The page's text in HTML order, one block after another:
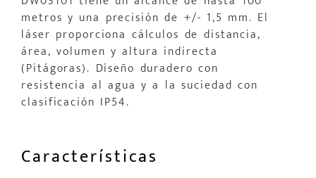
metros y una precisión de +/- 1,5 mm. El
láser proporciona cálculos de distancia,
área, volumen y altura indirecta
(Pitágoras). Diseño duradero con
resistencia al agua y a la suciedad con
clasificación IP54.
Características